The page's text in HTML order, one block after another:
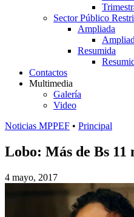
Sector Público
Ampliada
Resumida
Contactos
Multimedia
Galería
Video
Noticias MPPEF • Principal
Lobo: Más de Bs
4 mayo, 2017